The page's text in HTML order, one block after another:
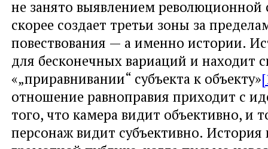
не занято выявлением революционной
скорее создает третьи зоны за
повествования — а именно истории.
для бесконечных вариаций и находит
«„приравнивании“ субъекта к объекту»
отношение равноправия приходит с
того, что камера видит объективно, и
персонаж видит субъективно. История